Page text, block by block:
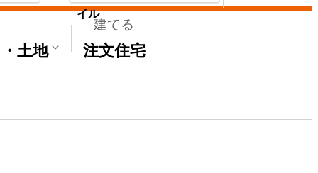
土地
建てる
注文住宅
イル